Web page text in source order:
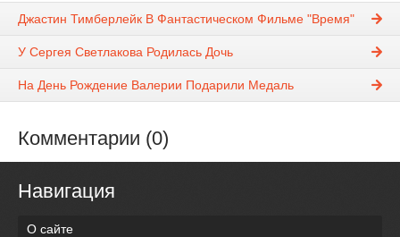
Джастин Тимберлейк В Фантастическом Фильме "Время"
У Сергея Светлакова Родилась Дочь
На День Рождение Валерии Подарили Медаль
Комментарии (0)
Навигация
О сайте